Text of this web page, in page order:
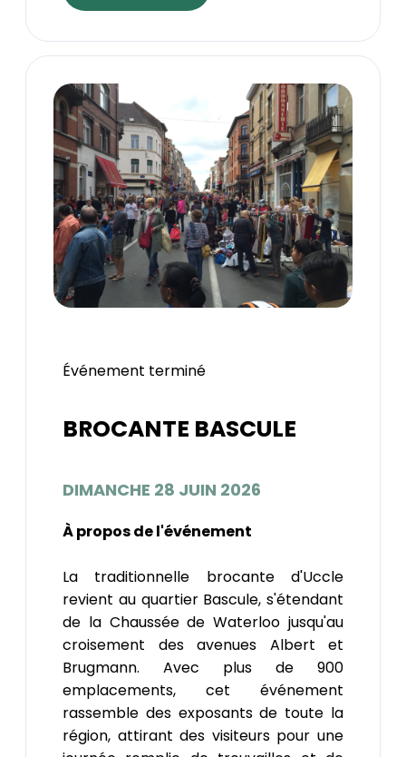
Événement terminé
BROCANTE BASCULE
DIMANCHE 28 JUIN 2026
À propos de l'événement
La traditionnelle brocante d'Uccle
revient au quartier Bascule, s'étendant
de la Chaussée de Waterloo jusqu'au
croisement des avenues Albert et
Brugmann. Avec plus de 900
emplacements, cet événement
rassemble des exposants de toute la
région, attirant des visiteurs pour une